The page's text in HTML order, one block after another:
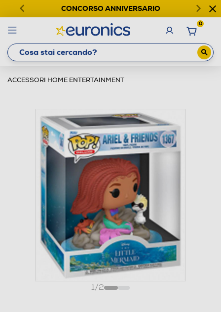
CONCORSO ANNIVERSARIO
0
ACCESSORI HOME ENTERTAINMENT
1/2